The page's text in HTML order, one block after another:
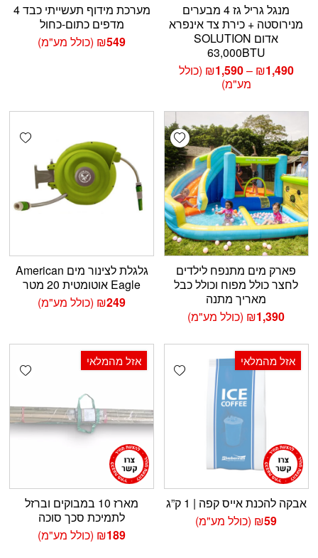
מנגל גריל גז 4 מבערים
מנירוסטה + כירת צד אינפרא
אדום SOLUTION
63,000BTU
₪1,490
–
₪1,590
טווח
עד
⁦₪1,590⁩
(כולל
מע"מ)
מערכת מידוף תעשייתי כבד 4
מדפים כתום-כחול
₪549 (כולל מע"מ)
Add wishlist
פארק מים מתנפח לילדים
לחצר כולל מפוח וכולל כבל
מאריך מתנה
₪1,390 (כולל מע"מ)
גלגלת לצינור מים American
Eagle אוטומטית 20 מטר
₪249 (כולל מע"מ)
Add wishlist אזל מהמלאי
אבקה להכנת אייס קפה | 1 ק”ג
₪59 (כולל מע"מ)
אזל מהמלאי
מארז 10 במבוקים וברזל
לתמיכת סכך סוכה
₪189 (כולל מע"מ)